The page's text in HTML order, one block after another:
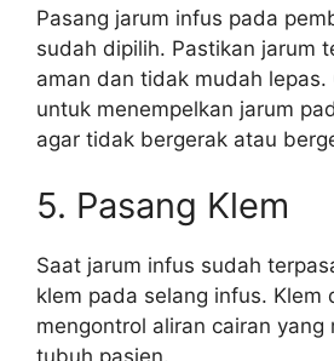
Pasang jarum infus pada
sudah dipilih. Pastikan jarum
aman dan tidak mudah lepas.
untuk menempelkan jarum
agar tidak bergerak atau
5. Pasang Klem
Saat jarum infus sudah
klem pada selang infus. Klem
mengontrol aliran cairan yang
tubuh pasien.